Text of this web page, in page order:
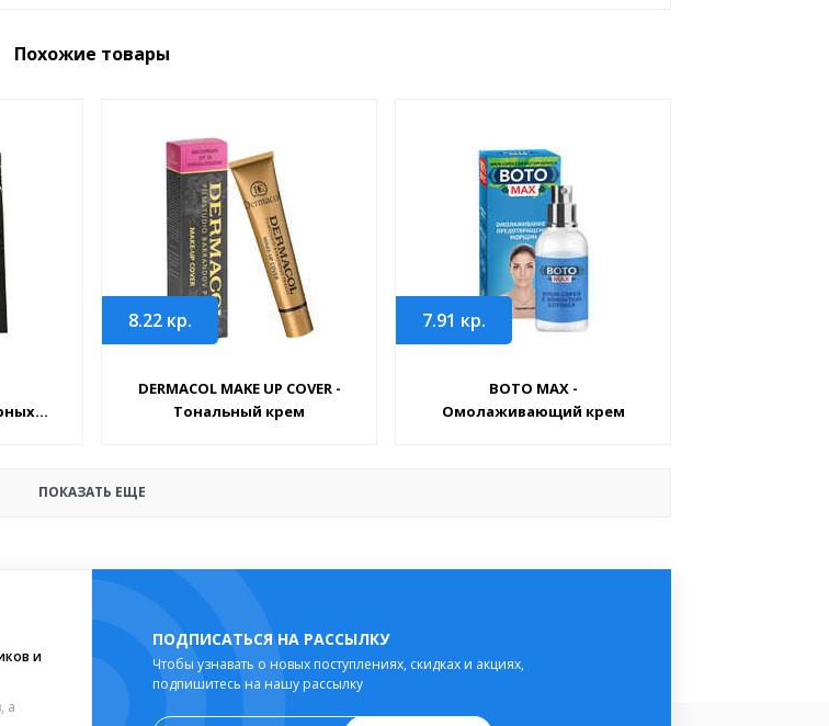
Похожие товары
8.22 кр.
DERMACOL MAKE UP COVER -
Тональный крем
7.91 кр.
BOTO MAX -
Омолаживающий крем
ПОКАЗАТЬ ЕЩЕ
и
а
ПОДПИСАТЬСЯ НА РАССЫЛКУ
Чтобы узнавать о новых поступлениях, скидках и акциях,
подпишитесь на нашу рассылку